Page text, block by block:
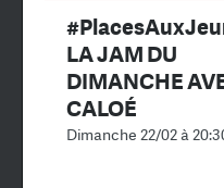
LA JAM DU
DIMANCHE
CALOÉ
Dimanche 22/02 à